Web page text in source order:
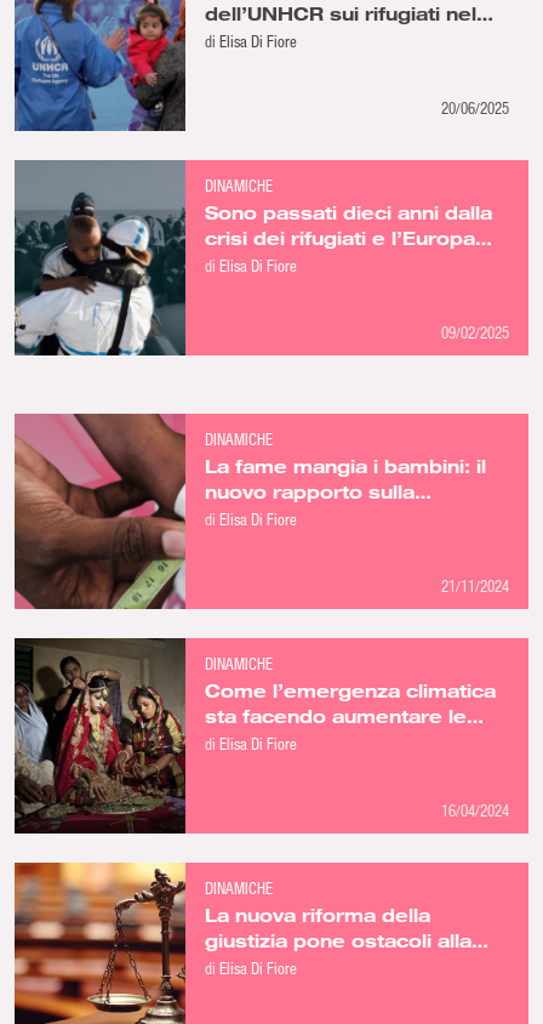
dell’UNHCR sui rifugiati nel
mondo
diElisa Di Fiore
20/06/2025
DINAMICHE
Sono passati dieci anni dalla
crisi dei rifugiati e l’Europa
non ha imparato niente
diElisa Di Fiore
09/02/2025
DINAMICHE
La fame mangia i bambini: il
nuovo rapporto sulla
malnutrizione infantile
diElisa Di Fiore
21/11/2024
DINAMICHE
Come l’emergenza climatica
sta facendo aumentare le
spose bambine
diElisa Di Fiore
16/04/2024
DINAMICHE
La nuova riforma della
giustizia pone ostacoli alla
libertà di stampa ma non alla
diElisa Di Fiore